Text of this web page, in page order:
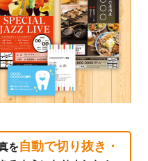
を自動で切り抜き・